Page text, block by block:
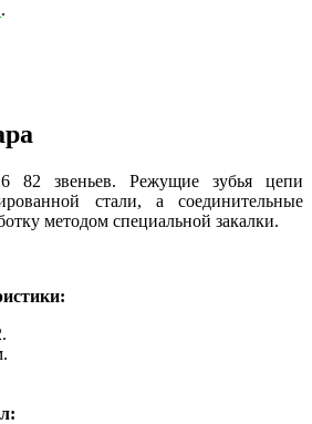
.
82 звеньев. Режущие зубья цепи
стали, а соединительные
методом специальной закалки.
.